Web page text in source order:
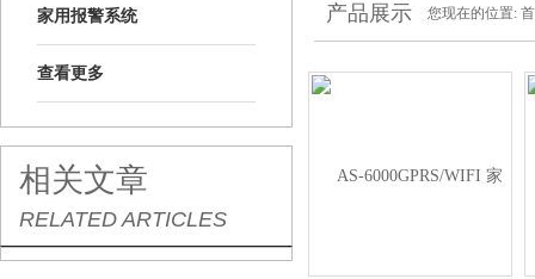
家用报警系统
查看更多
相关文章
RELATED ARTICLES
产品展示 您现在的位置: